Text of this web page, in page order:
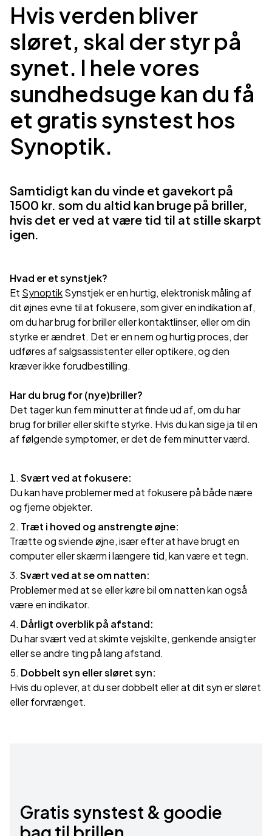
Hvis verden bliver
sløret, skal der styr på
synet. I hele vores
sundhedsuge kan du få
et gratis synstest hos
Synoptik.
Samtidigt kan du vinde et gavekort på
1500 kr. som du altid kan bruge på briller,
hvis det er ved at være tid til at stille skarpt
igen.
Hvad er et synstjek?
Et SynoptikSynstjek er en hurtig, elektronisk måling af
dit øjnes evne til at fokusere, som giver en indikation af,
om du har brug for briller eller kontaktlinser, eller om din
styrke er ændret. Det er en nem og hurtig proces, der
udføres af salgsassistenter eller optikere, og den
kræver ikke forudbestilling.
Har du brug for (nye)briller?
Det tager kun fem minutter at finde ud af, om du har
brug for briller eller skifte styrke. Hvis du kan sige ja til en
af følgende symptomer, er det de fem minutter værd.
Svært ved at fokusere:
Du kan have problemer med at fokusere på både nære
og fjerne objekter.
Træt i hoved og anstrengte øjne:
Trætte og sviende øjne, især efter at have brugt en
computer eller skærm i længere tid, kan være et tegn.
Svært ved at se om natten:
Problemer med at se eller køre bil om natten kan også
være en indikator.
Dårligt overblik på afstand:
Du har svært ved at skimte vejskilte, genkende ansigter
eller se andre ting på lang afstand.
Dobbelt syn eller sløret syn:
Hvis du oplever, at du ser dobbelt eller at dit syn er sløret
eller forvrænget.
Gratis synstest & goodie